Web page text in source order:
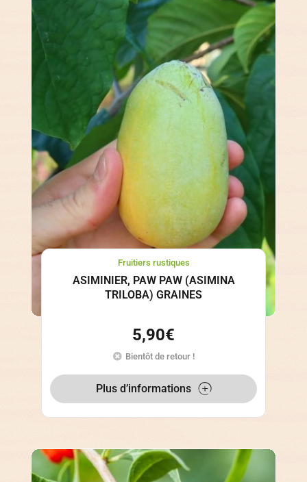
Fruitiers rustiques
ASIMINIER, PAW PAW (ASIMINA
TRILOBA) GRAINES
5,90€
Bientôt de retour !
Plus d’informations